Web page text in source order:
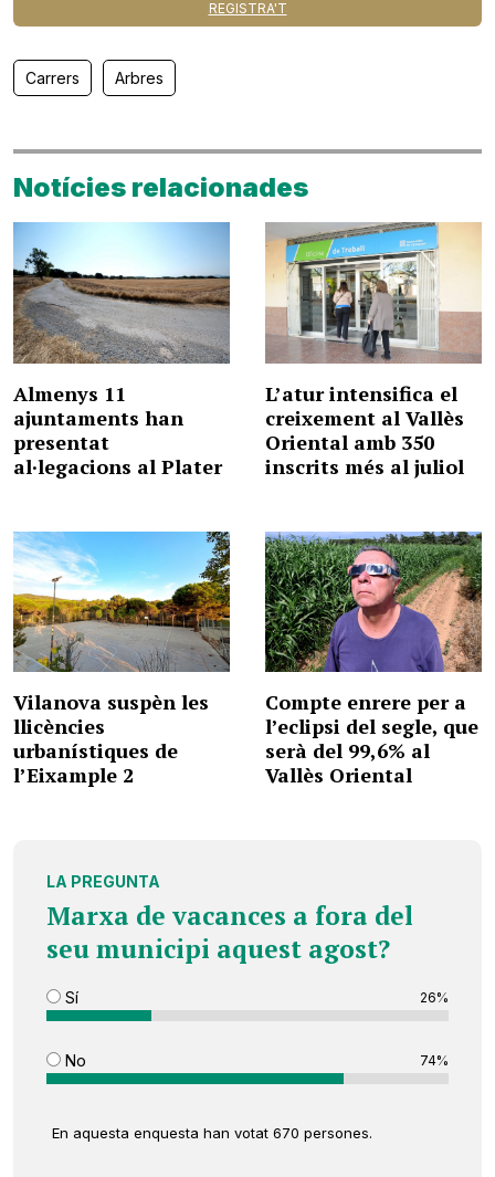
REGISTRA'T
Carrers Arbres
Notícies relacionades
Almenys 11
ajuntaments han
presentat
al·legacions al Plater
L’atur intensifica el
creixement al Vallès
Oriental amb 350
inscrits més al juliol
Vilanova suspèn les
llicències
urbanístiques de
l’Eixample 2
Compte enrere per a
l’eclipsi del segle, que
serà del 99,6% al
Vallès Oriental
LA PREGUNTA
Marxa de vacances a fora del
seu municipi aquest agost?
Sí 26%
No 74%
En aquesta enquesta han votat 670 persones.